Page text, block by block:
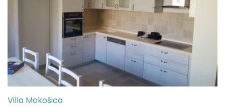
Villa Mokošica